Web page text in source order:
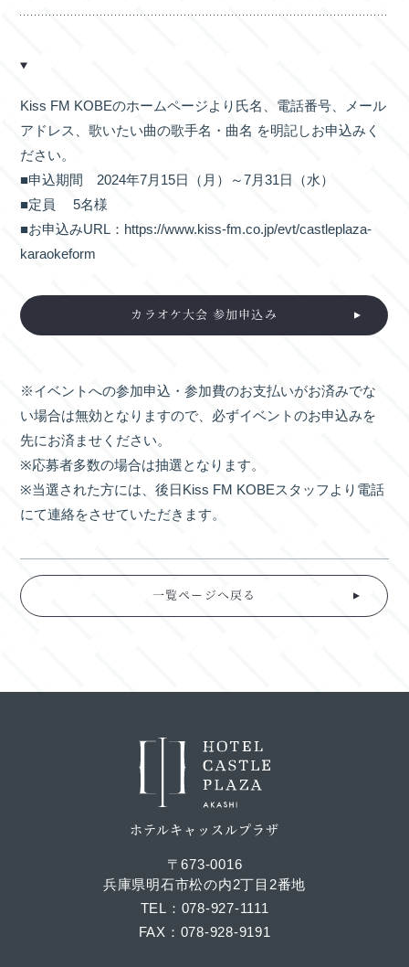
Kiss FM KOBEのホームページより氏名、電話番号、メール
アドレス、歌いたい曲の歌手名・曲名 を明記しお申込みく
ださい。
■申込期間 2024年7月15日（月）～7月31日（水）
■定員 5名様
■お申込みURL：https://www.kiss-fm.co.jp/evt/castleplaza-
karaokeform
カラオケ大会 参加申込み
※イベントへの参加申込・参加費のお支払いがお済みでな
い場合は無効となりますので、必ずイベントのお申込みを
先にお済ませください。
※応募者多数の場合は抽選となります。
※当選された方には、後日Kiss FM KOBEスタッフより電話
にて連絡をさせていただきます。
一覧ページへ戻る
ホテルキャッスルプラザ
〒673-0016
兵庫県明石市松の内2丁目2番地
TEL
078-927-1111
FAX
078-928-9191